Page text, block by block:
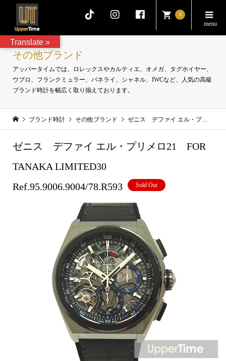
0
その他ブランド
アッパータイムでは、ロレックスやカルティエ、オメガ、タグホイヤー、
ウブロ、フランクミュラー、パネライ、シャネル、IWCなど、人気の高級
ブランド時計を幅広く取り揃えております。
ブランド時計 その他ブランド ゼニス デファイ エル・プリメロ21 FOR TANAKA LIMITED30 Ref.95.9006.9004/78.R593
ゼニス デファイ エル・プリメロ21 FOR
TANAKA LIMITED30
Ref.95.9006.9004/78.R593
Sold Out
Translate »